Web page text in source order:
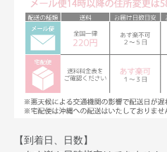
【到着日、日数】